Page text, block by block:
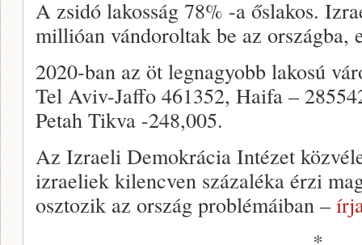
A zsidó lakosság 78% -a őslakos.
millióan vándoroltak be az országba,
2020-ban az öt legnagyobb lakosú
Tel Aviv-Jaffo 461352, Haifa –
Petah Tikva -248,005.
Az Izraeli Demokrácia Intézet
izraeliek kilencven százaléka érzi
osztozik az ország problémáiban –